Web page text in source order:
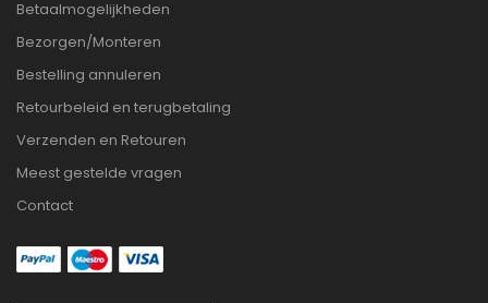
Betaalmogelijkheden
Bezorgen/Monteren
Bestelling annuleren
Retourbeleid en terugbetaling
Verzenden en Retouren
Meest gestelde vragen
Contact